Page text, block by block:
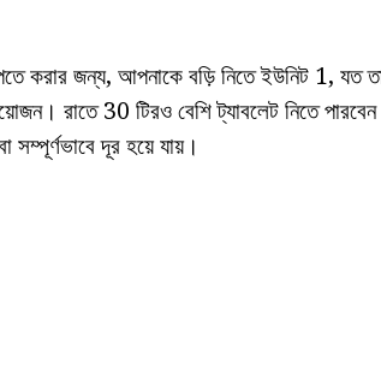
করার জন্য, আপনাকে বড়ি নিতে ইউনিট 1, যত
রাতে 30 টিরও বেশি ট্যাবলেট নিতে
সম্পূর্ণভাবে দূর হয়ে যায়।